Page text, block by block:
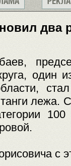
два
один
лежа.
с